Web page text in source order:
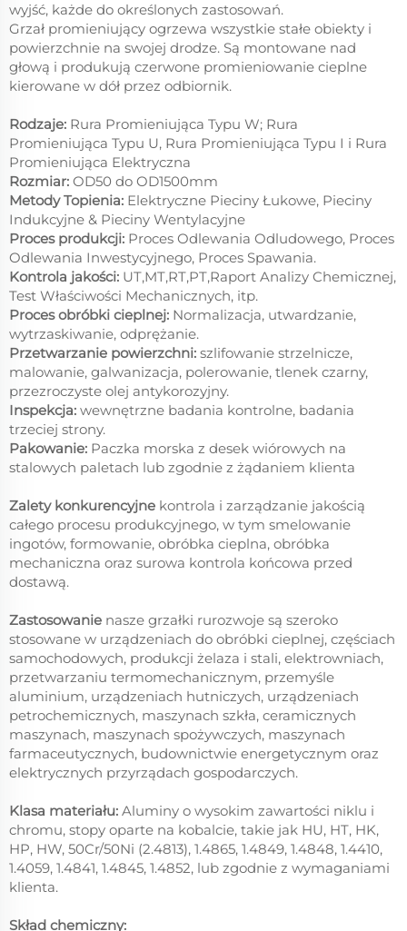
wyjść, każde do określonych zastosowań.
Grzał promieniujący ogrzewa wszystkie stałe obiekty i
powierzchnie na swojej drodze. Są montowane nad
głową i produkują czerwone promieniowanie cieplne
kierowane w dół przez odbiornik.
Rodzaje: Rura Promieniująca Typu W; Rura
Promieniująca Typu U, Rura Promieniująca Typu I i Rura
Promieniująca Elektryczna
Rozmiar: OD50 do OD1500mm
Metody Topienia: Elektryczne Pieciny Łukowe, Pieciny
Indukcyjne & Pieciny Wentylacyjne
Proces produkcji: Proces Odlewania Odludowego, Proces
Odlewania Inwestycyjnego, Proces Spawania.
Kontrola jakości: UT,MT,RT,PT,Raport Analizy Chemicznej,
Test Właściwości Mechanicznych, itp.
Proces obróbki cieplnej: Normalizacja, utwardzanie,
wytrzaskiwanie, odprężanie.
Przetwarzanie powierzchni: szlifowanie strzelnicze,
malowanie, galwanizacja, polerowanie, tlenek czarny,
przezroczyste olej antykorozyjny.
Inspekcja: wewnętrzne badania kontrolne, badania
trzeciej strony.
Pakowanie: Paczka morska z desek wiórowych na
stalowych paletach lub zgodnie z żądaniem klienta
Zalety konkurencyjne kontrola i zarządzanie jakością
całego procesu produkcyjnego, w tym smelowanie
ingotów, formowanie, obróbka cieplna, obróbka
mechaniczna oraz surowa kontrola końcowa przed
dostawą.
Zastosowanie nasze grzałki rurozwoje są szeroko
stosowane w urządzeniach do obróbki cieplnej, częściach
samochodowych, produkcji żelaza i stali, elektrowniach,
przetwarzaniu termomechanicznym, przemyśle
aluminium, urządzeniach hutniczych, urządzeniach
petrochemicznych, maszynach szkła, ceramicznych
maszynach, maszynach spożywczych, maszynach
farmaceutycznych, budownictwie energetycznym oraz
elektrycznych przyrządach gospodarczych.
Klasa materiału: Aluminy o wysokim zawartości niklu i
chromu, stopy oparte na kobalcie, takie jak HU, HT, HK,
HP, HW, 50Cr/50Ni (2.4813), 1.4865, 1.4849, 1.4848, 1.4410,
1.4059, 1.4841, 1.4845, 1.4852, lub zgodnie z wymaganiami
klienta.
Skład chemiczny: